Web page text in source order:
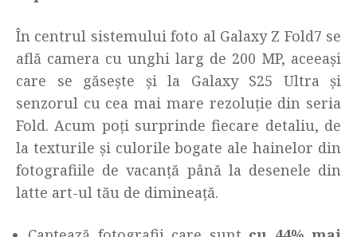
În centrul sistemului foto al Galaxy Z Fold7 se
află camera cu unghi larg de 200 MP, aceeași
care se găsește și la Galaxy S25 Ultra și
senzorul cu cea mai mare rezoluție din seria
Fold. Acum poți surprinde fiecare detaliu, de
la texturile și culorile bogate ale hainelor din
fotografiile de vacanță până la desenele din
latte art-ul tău de dimineață.